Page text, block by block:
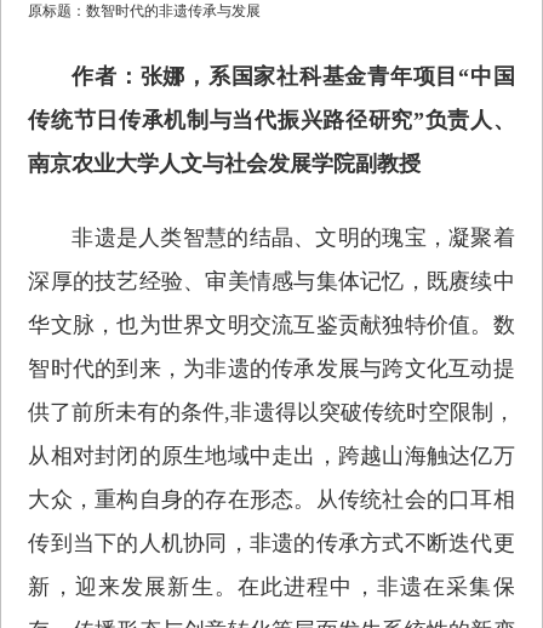
原标题：数智时代的非遗传承与发展
作者：张娜，系国家社科基金青年项目“中国
传统节日传承机制与当代振兴路径研究”负责人、
南京农业大学人文与社会发展学院副教授
非遗是人类智慧的结晶、文明的瑰宝，凝聚着
深厚的技艺经验、审美情感与集体记忆，既赓续中
华文脉，也为世界文明交流互鉴贡献独特价值。数
智时代的到来，为非遗的传承发展与跨文化互动提
供了前所未有的条件,非遗得以突破传统时空限制，
从相对封闭的原生地域中走出，跨越山海触达亿万
大众，重构自身的存在形态。从传统社会的口耳相
传到当下的人机协同，非遗的传承方式不断迭代更
新，迎来发展新生。在此进程中，非遗在采集保